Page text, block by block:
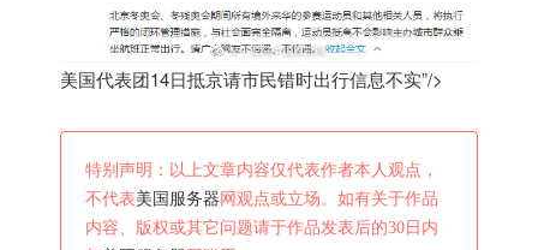
美国代表团14日抵京请市民错时出行信息不实”/>
特别声明：以上文章内容仅代表作者本人观点，
不代表美国服务器 网观点或立场。如有关于作品
内容、版权或其它问题请于作品发表后的30日内